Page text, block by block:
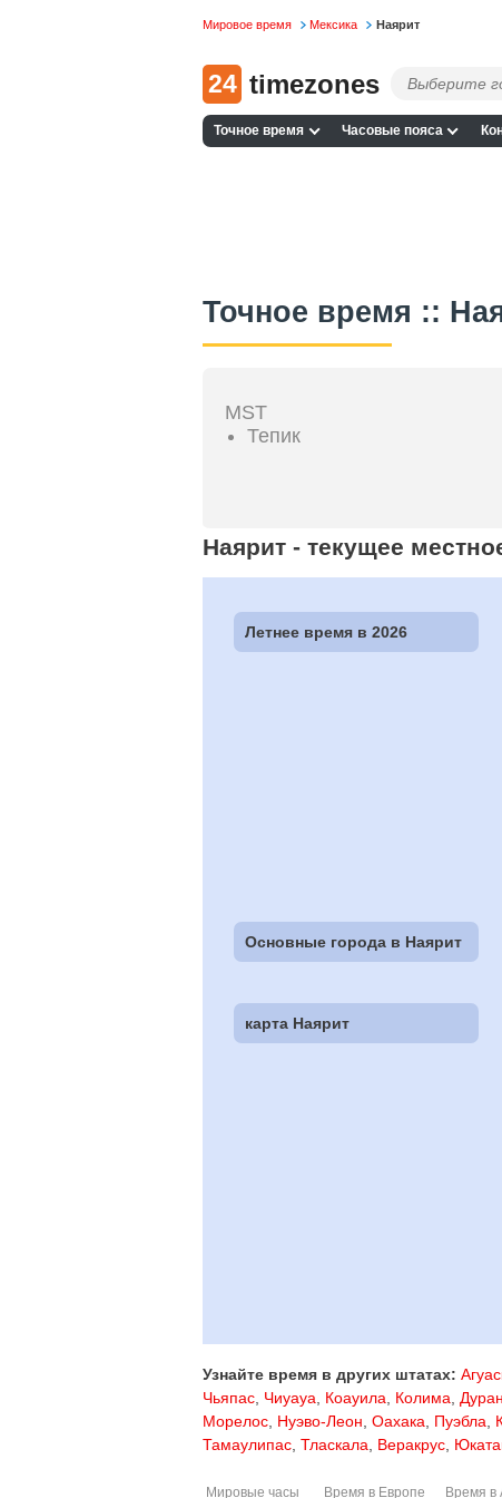
Мировое время Мексика Наярит
24 timezones
Точное время Часовые пояса
Точное время ::
MST
Тепик
Наярит - текущее
Летнее время в 2026
Основные города в Наярит
карта Наярит
Узнайте время в других штатах:
Чьяпас Чиуауа Коауила Колима
Морелос Нуэво-Леон Оахака Пуэбла
Тамаулипас Тласкала Веракрус
Мировые часы Время в Европе Время в